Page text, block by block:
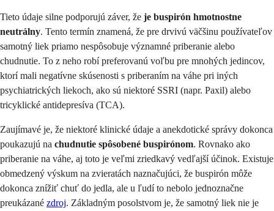
Tieto údaje silne podporujú záver, že je buspirón hmotnostne
neutrálny. Tento termín znamená, že pre drvivú väčšinu používateľov
samotný liek priamo nespôsobuje významné priberanie alebo
chudnutie. To z neho robí preferovanú voľbu pre mnohých jedincov,
ktorí mali negatívne skúsenosti s priberaním na váhe pri iných
psychiatrických liekoch, ako sú niektoré SSRI (napr. Paxil) alebo
tricyklické antidepresíva (TCA).
Zaujímavé je, že niektoré klinické údaje a anekdotické správy dokonca
poukazujú na chudnutie spôsobené buspirónom. Rovnako ako
priberanie na váhe, aj toto je veľmi zriedkavý vedľajší účinok. Existuje
obmedzený výskum na zvieratách naznačujúci, že buspirón môže
dokonca znížiť chuť do jedla, ale u ľudí to nebolo jednoznačne
preukázané zdroj. Základným posolstvom je, že samotný liek nie je